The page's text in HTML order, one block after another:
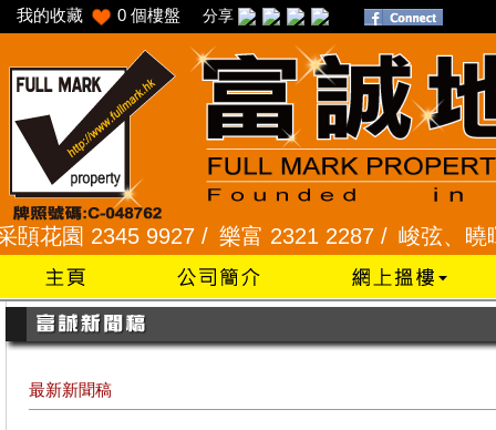
我的收藏 0 個樓盤 分享
2345 9927 / 樂富 2321 2287 / 峻弦、曉暉花園
最新新聞稿